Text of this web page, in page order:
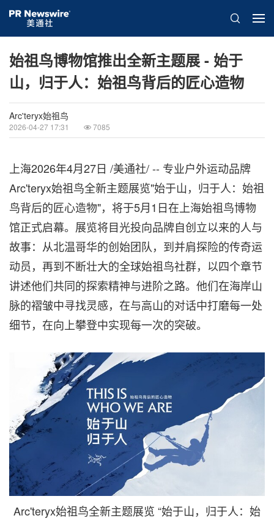
始祖鸟博物馆推出全新主题展 - 始于
山，归于人：始祖鸟背后的匠心造物
Arc'teryx始祖鸟
2026-04-27 17:31 7085
上海2026年4月27日 /美通社/ -- 专业户外运动品牌
Arc'teryx始祖鸟全新主题展览"始于山，归于人：始祖
鸟背后的匠心造物"，将于5月1日在上海始祖鸟博物
馆正式启幕。展览将目光投向品牌自创立以来的人与
故事：从北温哥华的创始团队，到并肩探险的传奇运
动员，再到不断壮大的全球始祖鸟社群，以四个章节
讲述他们共同的探索精神与进阶之路。他们在海岸山
脉的褶皱中寻找灵感，在与高山的对话中打磨每一处
细节，在向上攀登中实现每一次的突破。
Arc'teryx始祖鸟全新主题展览 “始于山，归于人：始